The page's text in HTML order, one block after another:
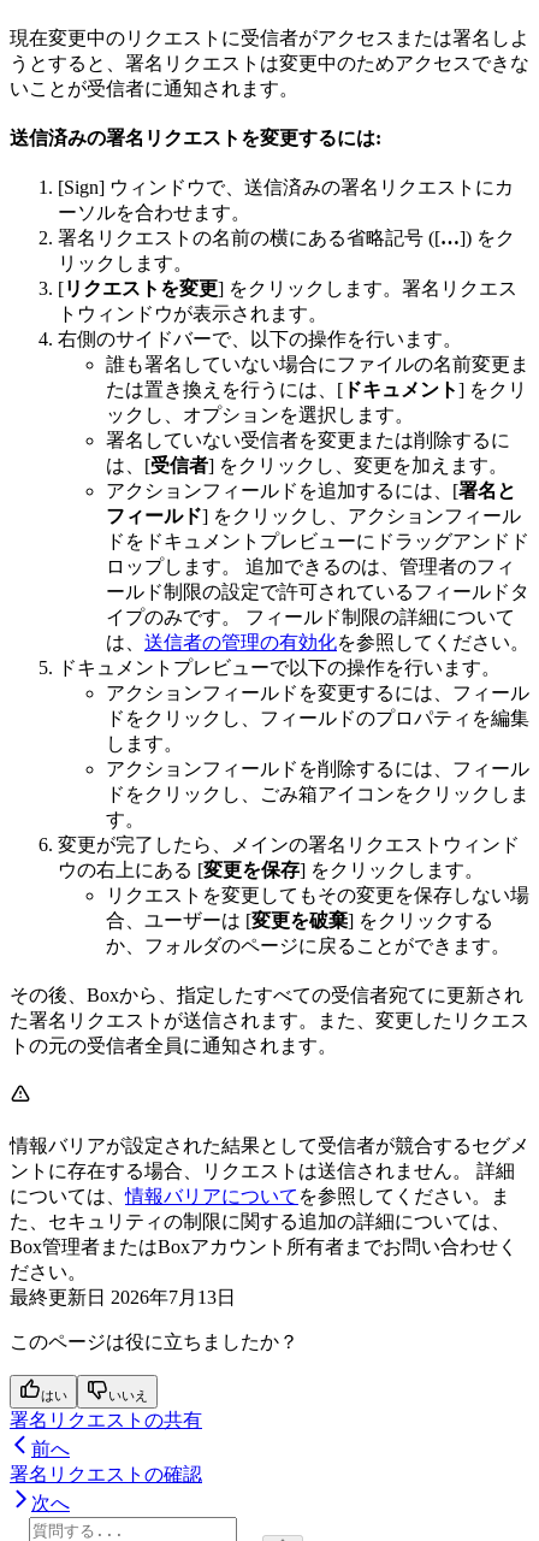
現在変更中のリクエストに受信者がアクセスまたは署名しよ
うとすると、署名リクエストは変更中のためアクセスできな
いことが受信者に通知されます。
送信済みの署名リクエストを変更するには:
[Sign] ウィンドウで、送信済みの署名リクエストにカ
ーソルを合わせます。
署名リクエストの名前の横にある省略記号 ([…]) をク
リックします。
[リクエストを変更] をクリックします。署名リクエス
トウィンドウが表示されます。
右側のサイドバーで、以下の操作を行います。
誰も署名していない場合にファイルの名前変更ま
たは置き換えを行うには、[ ドキュメント] をクリ
ックし、オプションを選択します。
署名していない受信者を変更または削除するに
は、[受信者] をクリックし、変更を加えます。
アクションフィールドを追加するには、[署名と
フィールド] をクリックし、アクションフィール
ドをドキュメントプレビューにドラッグアンドド
ロップします。 追加できるのは、管理者のフィ
ールド制限の設定で許可されているフィールドタ
イプのみです。 フィールド制限の詳細について
は、 送信者の管理の有効化を参照してください。
ドキュメントプレビューで以下の操作を行います。
アクションフィールドを変更するには、フィール
ドをクリックし、フィールドのプロパティを編集
します。
アクションフィールドを削除するには、フィール
ドをクリックし、ごみ箱アイコンをクリックしま
す。
変更が完了したら、メインの署名リクエストウィンド
ウの右上にある [変更を保存] をクリックします。
リクエストを変更してもその変更を保存しない場
合、ユーザーは [変更を破棄] をクリックする
か、フォルダのページに戻ることができます。
その後、Boxから、指定したすべての受信者宛てに更新され
た署名リクエストが送信されます。また、変更したリクエス
トの元の受信者全員に通知されます。
情報バリアが設定された結果として受信者が競合するセグメ
ントに存在する場合、リクエストは送信されません。 詳細
については、情報バリアについて を参照してください。ま
た、セキュリティの制限に関する追加の詳細については、
Box管理者またはBoxアカウント所有者までお問い合わせく
ださい。
最終更新日 2026年7月13日
このページは役に立ちましたか？
はい いいえ
署名リクエストの共有
前へ
署名リクエストの確認
次へ